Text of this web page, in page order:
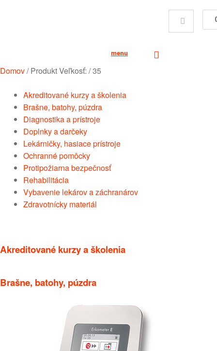
menu
Domov/Produkt Veľkosť: /35
Akreditované kurzy a školenia
Brašne, batohy, púzdra
Diagnostika a prístroje
Doplnky a darčeky
Lekárničky, hasiace prístroje
Ochranné pomôcky
Protipožiarna bezpečnosť
Rehabilitácia
Vybavenie lekárov a záchranárov
Zdravotnícky materiál
Akreditované kurzy a školenia
Brašne, batohy, púzdra